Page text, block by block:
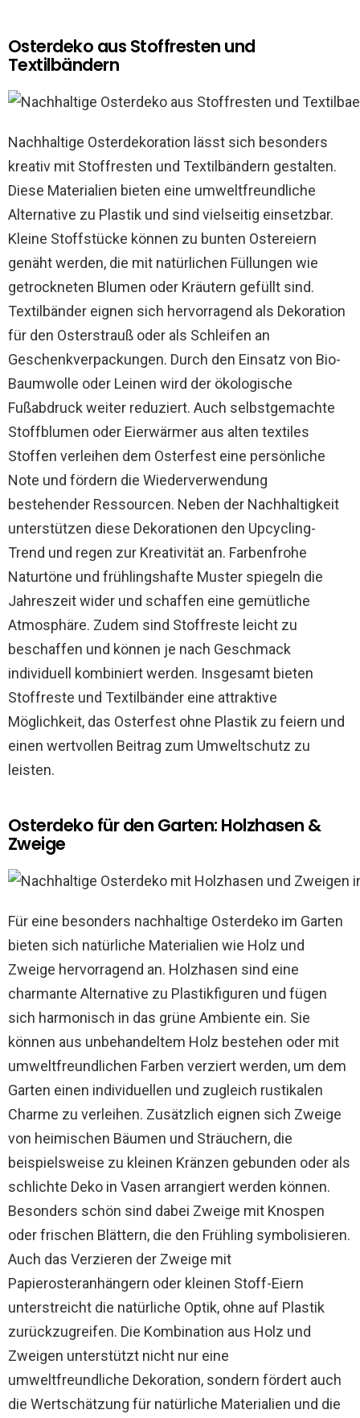
Osterdeko aus Stoffresten und
Textilbändern
Nachhaltige Osterdekoration lässt sich besonders
kreativ mit Stoffresten und Textilbändern gestalten.
Diese Materialien bieten eine umweltfreundliche
Alternative zu Plastik und sind vielseitig einsetzbar.
Kleine Stoffstücke können zu bunten Ostereiern
genäht werden, die mit natürlichen Füllungen wie
getrockneten Blumen oder Kräutern gefüllt sind.
Textilbänder eignen sich hervorragend als Dekoration
für den Osterstrauß oder als Schleifen an
Geschenkverpackungen. Durch den Einsatz von Bio-
Baumwolle oder Leinen wird der ökologische
Fußabdruck weiter reduziert. Auch selbstgemachte
Stoffblumen oder Eierwärmer aus alten textiles
Stoffen verleihen dem Osterfest eine persönliche
Note und fördern die Wiederverwendung
bestehender Ressourcen. Neben der Nachhaltigkeit
unterstützen diese Dekorationen den Upcycling-
Trend und regen zur Kreativität an. Farbenfrohe
Naturtöne und frühlingshafte Muster spiegeln die
Jahreszeit wider und schaffen eine gemütliche
Atmosphäre. Zudem sind Stoffreste leicht zu
beschaffen und können je nach Geschmack
individuell kombiniert werden. Insgesamt bieten
Stoffreste und Textilbänder eine attraktive
Möglichkeit, das Osterfest ohne Plastik zu feiern und
einen wertvollen Beitrag zum Umweltschutz zu
leisten.
Osterdeko für den Garten: Holzhasen &
Zweige
Für eine besonders nachhaltige Osterdeko im Garten
bieten sich natürliche Materialien wie Holz und
Zweige hervorragend an. Holzhasen sind eine
charmante Alternative zu Plastikfiguren und fügen
sich harmonisch in das grüne Ambiente ein. Sie
können aus unbehandeltem Holz bestehen oder mit
umweltfreundlichen Farben verziert werden, um dem
Garten einen individuellen und zugleich rustikalen
Charme zu verleihen. Zusätzlich eignen sich Zweige
von heimischen Bäumen und Sträuchern, die
beispielsweise zu kleinen Kränzen gebunden oder als
schlichte Deko in Vasen arrangiert werden können.
Besonders schön sind dabei Zweige mit Knospen
oder frischen Blättern, die den Frühling symbolisieren.
Auch das Verzieren der Zweige mit
Papierosteranhängern oder kleinen Stoff-Eiern
unterstreicht die natürliche Optik, ohne auf Plastik
zurückzugreifen. Die Kombination aus Holz und
Zweigen unterstützt nicht nur eine
umweltfreundliche Dekoration, sondern fördert auch
die Wertschätzung für natürliche Materialien und die